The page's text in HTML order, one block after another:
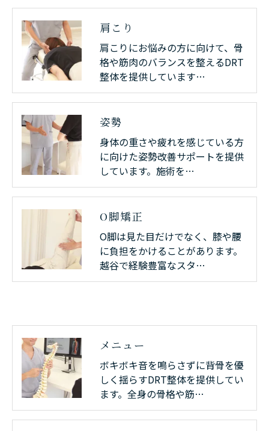
肩こり
肩こりにお悩みの方に向けて、骨
格や筋肉のバランスを整えるDRT
整体を提供しています…
姿勢
身体の重さや疲れを感じている方
に向けた姿勢改善サポートを提供
しています。施術を…
O脚矯正
O脚は見た目だけでなく、膝や腰
に負担をかけることがあります。
越谷で経験豊富なスタ…
メニュー
ボキボキ音を鳴らさずに背骨を優
しく揺らすDRT整体を提供してい
ます。全身の骨格や筋…